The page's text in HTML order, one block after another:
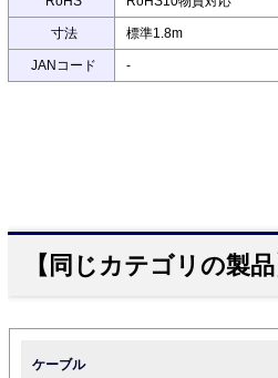
寸法 標準1.8m
JANコード -
【同じカテゴリの製品
ケーブル